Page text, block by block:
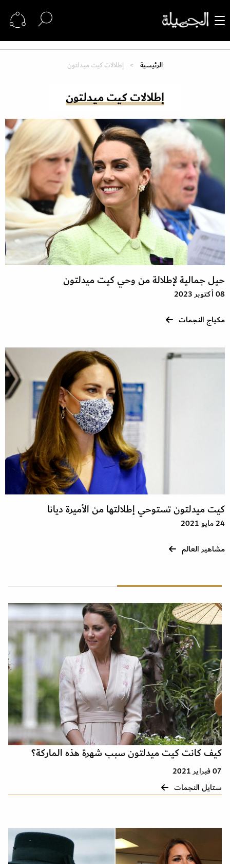
الرئيسية إطلالات كيت ميدلتون
إطلالات كيت ميدلتون
حيل جمالية لإطلالة من وحي كيت ميدلتون
08 أكتوبر 2023
مكياج النجمات
كيت ميدلتون تستوحي إطلالتها من الأميرة ديانا
24 مايو 2021
مشاهير العالم
كيف كانت كيت ميدلتون سبب شهرة هذه الماركة؟
07 فبراير 2021
ستايل النجمات